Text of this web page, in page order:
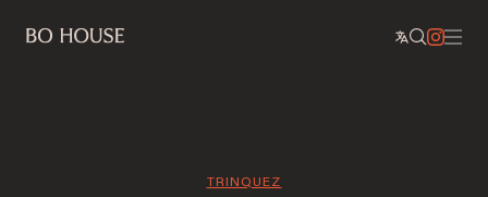
TRINQUEZ